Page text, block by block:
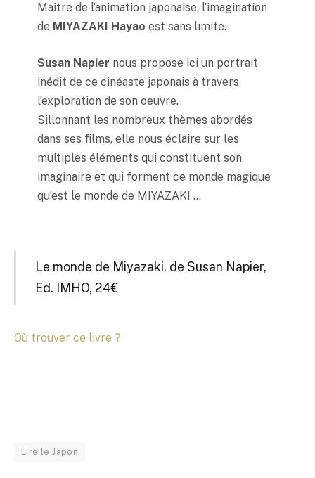
Maître de l’animation japonaise, l’imagination
de MIYAZAKI Hayao est sans limite.
Susan Napier nous propose ici un portrait
inédit de ce cinéaste japonais à travers
l’exploration de son oeuvre.
Sillonnant les nombreux thèmes abordés
dans ses films, elle nous éclaire sur les
multiples éléments qui constituent son
imaginaire et qui forment ce monde magique
qu’est le monde de MIYAZAKI …
Le monde de Miyazaki, de Susan Napier,
Ed. IMHO, 24€
Où trouver ce livre ?
Lire le Japon